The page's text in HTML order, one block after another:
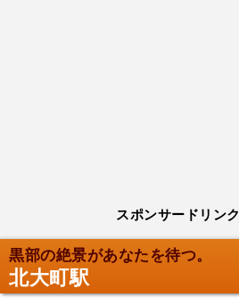
スポンサードリンク
黒部の絶景があなたを待つ。
北大町駅